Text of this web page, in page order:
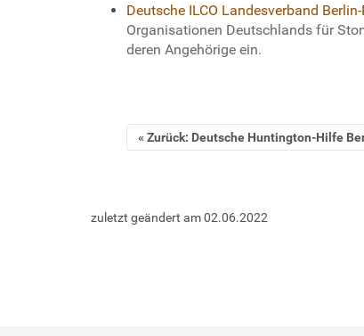
Deutsche ILCO Landesverband
Organisationen Deutschlands für
deren Angehörige ein.
Zurück: Deutsche Huntington-Hilfe
zuletzt geändert am02.06.2022